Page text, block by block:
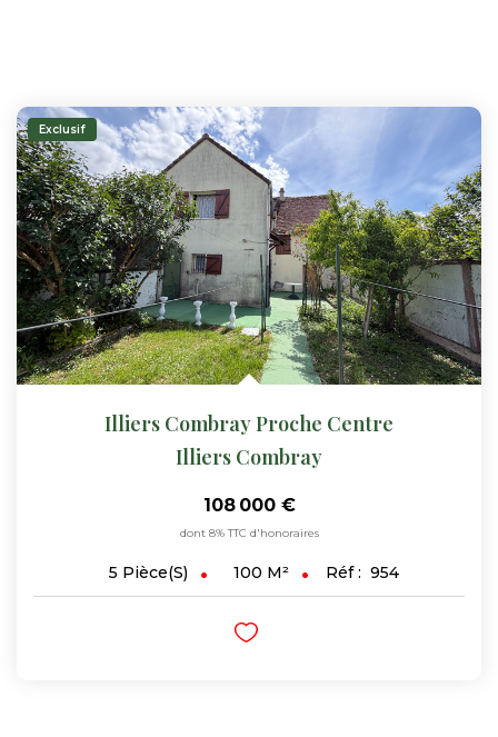
Exclusif
Illiers Combray Proche Centre
Illiers Combray
108 000 €
dont 8% TTC d'honoraires
5 Pièce(s) 100 M² Réf : 954